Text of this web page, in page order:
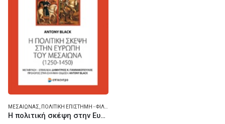
ΜΕΣΑΊΩΝΑΣ ΠΟΛΙΤΙΚΉ ΕΠΙΣΤΉΜΗ - ΦΙΛΟΣΟΦΊΑ ΚΑΙ ΘΕΩΡΊΑ
Η πολιτική σκέψη στην Ευρώπη του Μεσαίωνα (1250-1450)